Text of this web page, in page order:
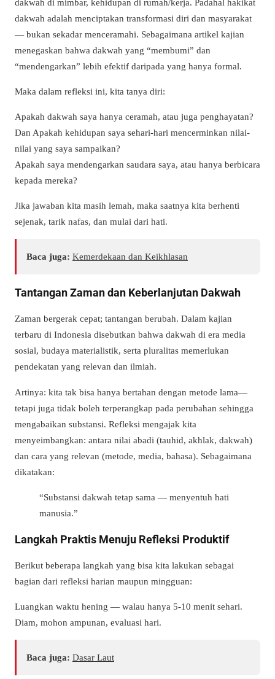
dakwah adalah menciptakan transformasi diri dan masyarakat
— bukan sekadar menceramahi. Sebagaimana artikel kajian
menegaskan bahwa dakwah yang “membumi” dan
“mendengarkan” lebih efektif daripada yang hanya formal.
Maka dalam refleksi ini, kita tanya diri:
Apakah dakwah saya hanya ceramah, atau juga penghayatan?
Dan Apakah kehidupan saya sehari-hari mencerminkan nilai-
nilai yang saya sampaikan?
Apakah saya mendengarkan saudara saya, atau hanya berbicara
kepada mereka?
Jika jawaban kita masih lemah, maka saatnya kita berhenti
sejenak, tarik nafas, dan mulai dari hati.
Baca juga: Kemerdekaan dan Keikhlasan
Tantangan Zaman dan Keberlanjutan Dakwah
Zaman bergerak cepat; tantangan berubah. Dalam kajian
terbaru di Indonesia disebutkan bahwa dakwah di era media
sosial, budaya materialistik, serta pluralitas memerlukan
pendekatan yang relevan dan ilmiah.
Artinya: kita tak bisa hanya bertahan dengan metode lama—
tetapi juga tidak boleh terperangkap pada perubahan sehingga
mengabaikan substansi. Refleksi mengajak kita
menyeimbangkan: antara nilai abadi (tauhid, akhlak, dakwah)
dan cara yang relevan (metode, media, bahasa). Sebagaimana
dikatakan:
“Substansi dakwah tetap sama — menyentuh hati
manusia.”
Langkah Praktis Menuju Refleksi Produktif
Berikut beberapa langkah yang bisa kita lakukan sebagai
bagian dari refleksi harian maupun mingguan:
Luangkan waktu hening — walau hanya 5-10 menit sehari.
Diam, mohon ampunan, evaluasi hari.
Baca juga: Dasar Laut